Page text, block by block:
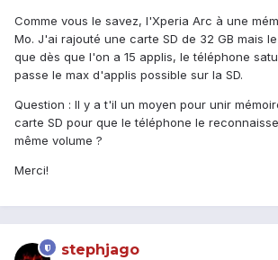
Comme vous le savez, l'Xperia Arc à une
Mo. J'ai rajouté une carte SD de 32 GB mais
que dès que l'on a 15 applis, le téléphone
passe le max d'applis possible sur la SD.
Question : Il y a t'il un moyen pour unir
carte SD pour que le téléphone le
même volume ?
Merci!
stephjago